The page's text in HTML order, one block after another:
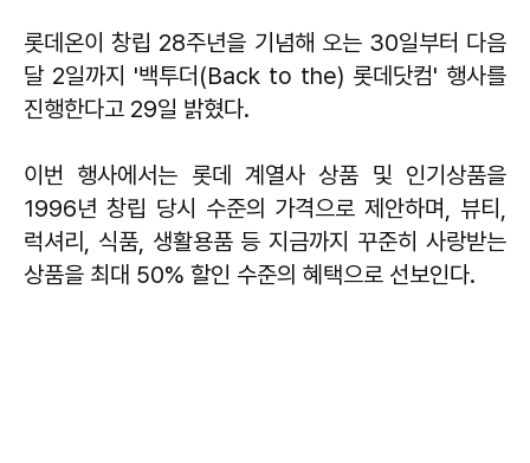
롯데온이 창립 28주년을 기념해 오는 30일부터 다음
달 2일까지 '백투더(Back to the) 롯데닷컴' 행사를
진행한다고 29일 밝혔다.
이번 행사에서는 롯데 계열사 상품 및 인기상품을
1996년 창립 당시 수준의 가격으로 제안하며, 뷰티,
럭셔리, 식품, 생활용품 등 지금까지 꾸준히 사랑받는
상품을 최대 50% 할인 수준의 혜택으로 선보인다.